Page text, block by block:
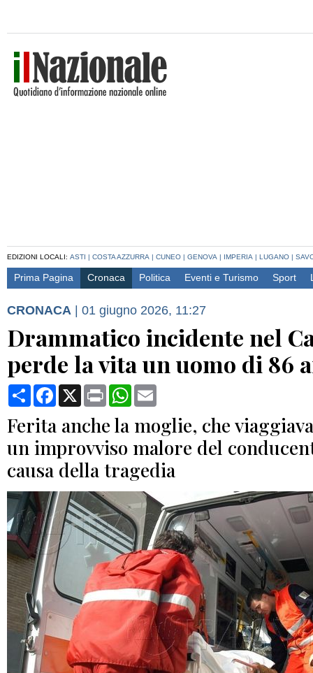
EDIZIONI LOCALI: ASTI | COSTA AZZURRA | CUNEO | GENOVA | IMPERIA | LUGANO |
Prima Pagina Cronaca Politica Eventi e Turismo Sport
CRONACA | 01 giugno 2026, 11:27
Drammatico incidente nel
perde la vita un uomo di 86
CondividiFacebook
X Print WhatsApp
Ferita anche la moglie, che
un improvviso malore del
causa della tragedia